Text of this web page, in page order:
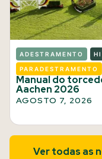
ADESTRAMENTO
PARADESTRAMENTO
Manual do
Aachen 2026
AGOSTO 7, 2026
Ver todas as